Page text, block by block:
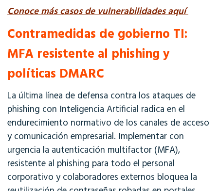
Conoce más casos de vulnerabilidades aquí
Contramedidas de gobierno TI:
MFA resistente al phishing y
políticas DMARC
La última línea de defensa contra los ataques de
phishing con Inteligencia Artificial radica en el
endurecimiento normativo de los canales de acceso
y comunicación empresarial. Implementar con
urgencia la autenticación multifactor (MFA),
resistente al phishing para todo el personal
corporativo y colaboradores externos bloquea la